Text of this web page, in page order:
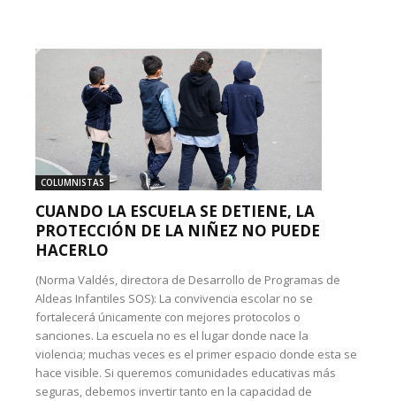
COLUMNISTAS
CUANDO LA ESCUELA SE DETIENE, LA
PROTECCIÓN DE LA NIÑEZ NO PUEDE
HACERLO
(Norma Valdés, directora de Desarrollo de Programas de
Aldeas Infantiles SOS): La convivencia escolar no se
fortalecerá únicamente con mejores protocolos o
sanciones. La escuela no es el lugar donde nace la
violencia; muchas veces es el primer espacio donde esta se
hace visible. Si queremos comunidades educativas más
seguras, debemos invertir tanto en la capacidad de